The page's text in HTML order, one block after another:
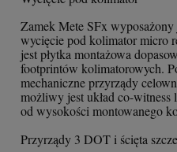
Zamek Mete SFx
wycięcie pod kolimator micro
jest płytka montażowa
footprintów kolimatorowych.
mechaniczne przyrządy
możliwy jest układ co-
od wysokości montowanego
Przyrządy 3 DOT i ścięta